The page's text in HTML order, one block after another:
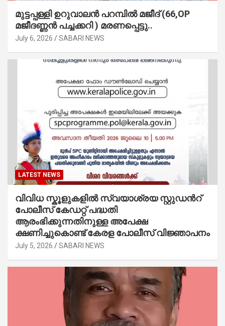
മുട്ടപ്പള്ളി ഉറുവാലൻ പറമ്പിൽ മജീദ് (66,OP
മജീദണ്ണൻ പച്ചക്കറി ) മരണപ്പെട്ടു..
July 6, 2026 SABARI NEWS
LATEST NEWS
വിവിധ സ്കൂളുകളില്‍ സ്വയാശ്രയ സ്റ്റുഡന്‍റ്
പോലീസ് കേഡറ്റ് പദ്ധതി
ആരംഭിക്കുന്നതിനുള്ള അപേക്ഷ
ക്ഷണിച്ചുകൊണ്ട് കേരള പോലീസ് വിജ്ഞാപനം
July 5, 2026 SABARI NEWS